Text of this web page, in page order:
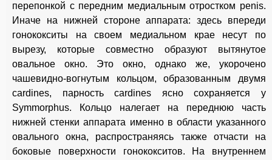
перепонкой с передним медиальным отростком penis.
Иначе на нижней стороне аппарата: здесь впереди
гонококситы на своем медиальном крае несут по
вырезу, которые совместно образуют вытянутое
овальное окно. Это окно, однако же, укорочено
чашевидно-вогнутым кольцом, образованным двумя
cardines, парность cardines ясно сохраняется у
Symmorphus. Кольцо налегает на переднюю часть
нижней стенки аппарата именно в области указанного
овального окна, распространяясь также отчасти на
боковые поверхности гонококситов. На внутреннем